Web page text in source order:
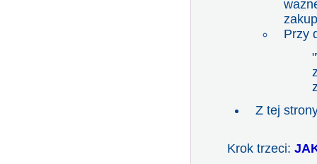
Przy
Z tej
Krok trzeci: